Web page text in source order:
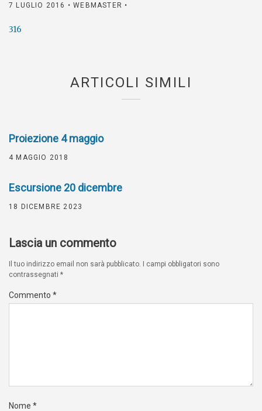
7 LUGLIO 2016 • WEBMASTER •
316
ARTICOLI SIMILI
Proiezione 4 maggio
4 MAGGIO 2018
Escursione 20 dicembre
18 DICEMBRE 2023
Lascia un commento
Il tuo indirizzo email non sarà pubblicato. I campi obbligatori sono
contrassegnati *
Commento *
Nome *